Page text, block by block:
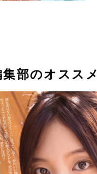
集部のオススメ